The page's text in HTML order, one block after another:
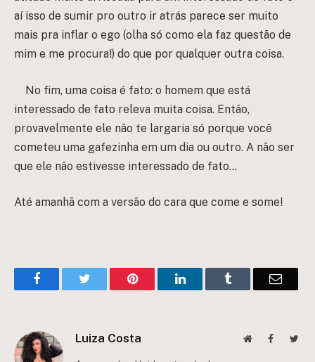
aí isso de sumir pro outro ir atrás parece ser muito
mais pra inflar o ego (olha só como ela faz questão de
mim e me procura!) do que por qualquer outra coisa.
No fim, uma coisa é fato: o homem que está
interessado de fato releva muita coisa. Então,
provavelmente ele não te largaria só porque você
cometeu uma gafezinha em um dia ou outro. A não ser
que ele não estivesse interessado de fato…
Até amanhã com a versão do cara que come e some!
FacebookTwitter Pinterest LinkedInTumblr Email
Luiza Costa WebsiteFacebook